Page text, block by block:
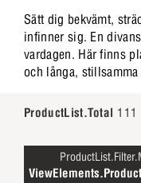
Sätt dig bekvämt,
infinner sig. En
vardagen. Här finns
och långa, stillsamma
ProductList.Total 111